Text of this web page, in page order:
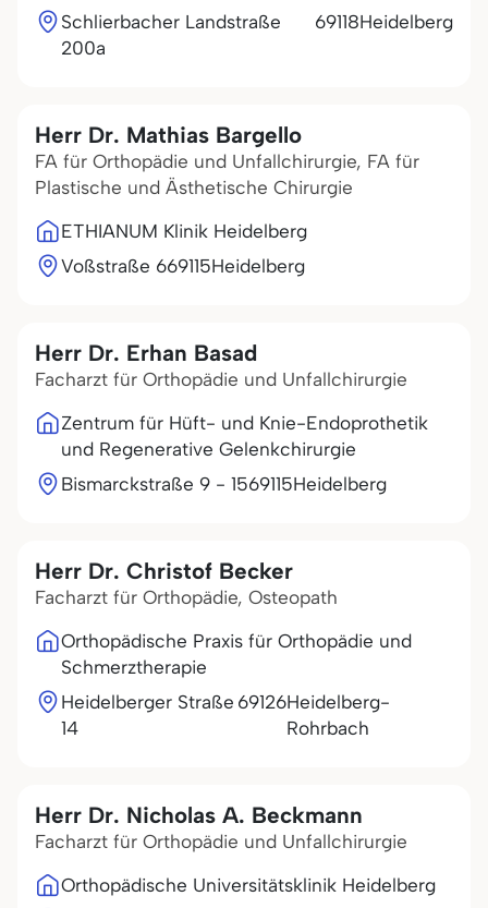
Schlierbacher Landstraße
200a
69118Heidelberg
Herr Dr. Mathias Bargello
FA für Orthopädie und Unfallchirurgie, FA für
Plastische und Ästhetische Chirurgie
ETHIANUM Klinik Heidelberg
Voßstraße 669115Heidelberg
Herr Dr. Erhan Basad
Facharzt für Orthopädie und Unfallchirurgie
Zentrum für Hüft- und Knie-Endoprothetik
und Regenerative Gelenkchirurgie
Bismarckstraße 9 - 1569115Heidelberg
Herr Dr. Christof Becker
Facharzt für Orthopädie, Osteopath
Orthopädische Praxis für Orthopädie und
Schmerztherapie
Heidelberger Straße
14
69126Heidelberg-
Rohrbach
Herr Dr. Nicholas A. Beckmann
Facharzt für Orthopädie und Unfallchirurgie
Orthopädische Universitätsklinik Heidelberg